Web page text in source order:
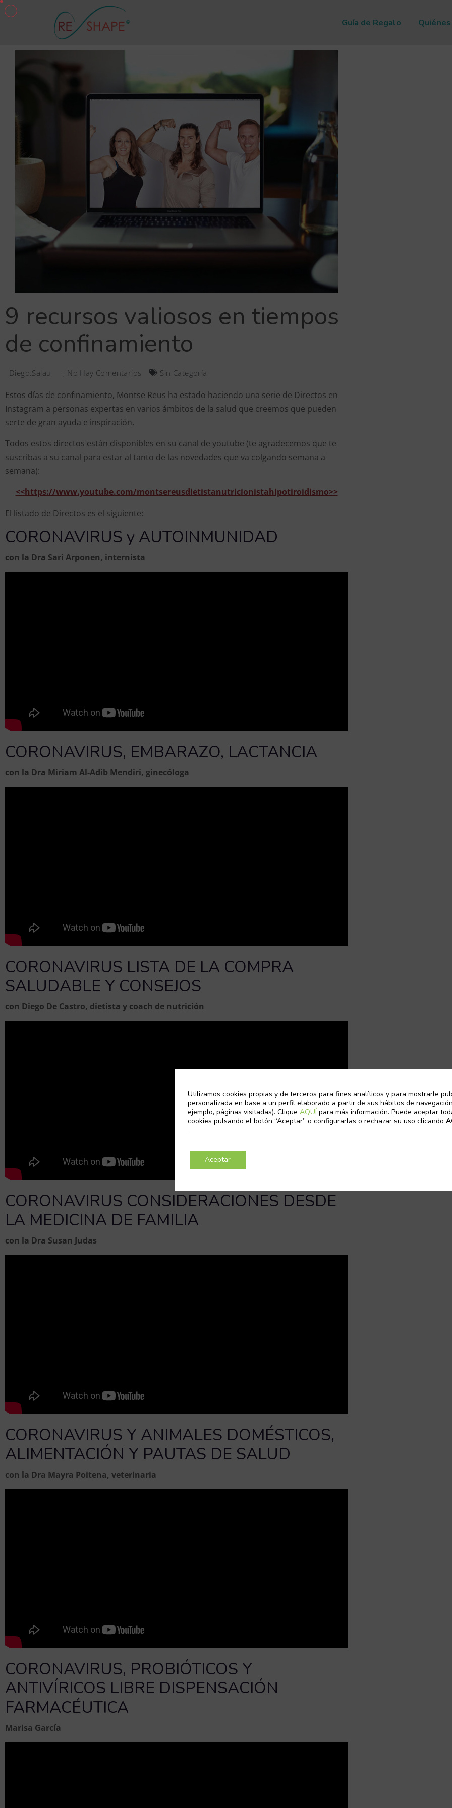
Guía de Regalo
9 recursos valiosos en tiempos
de confinamiento
Diego.salau , No Hay Comentarios Sin Categoría
Estos días de confinamiento, Montse Reus ha estado haciendo una serie de Directos en
Instagram a personas expertas en varios ámbitos de la salud que creemos que pueden
serte de gran ayuda e inspiración.
Todos estos directos están disponibles en su canal de youtube (te agradecemos que te
suscribas a su canal para estar al tanto de las novedades que va colgando semana a
semana):
<<https://www.youtube.com/montsereusdietistanutricionistahipotiroidismo>>
El listado de Directos es el siguiente:
CORONAVIRUS y AUTOINMUNIDAD
con la Dra Sari Arponen, internista
CORONAVIRUS, EMBARAZO, LACTANCIA
con la Dra Miriam Al-Adib Mendiri, ginecóloga
CORONAVIRUS LISTA DE LA COMPRA
SALUDABLE Y CONSEJOS
con Diego De Castro, dietista y coach de nutrición
CORONAVIRUS CONSIDERACIONES DESDE
LA MEDICINA DE FAMILIA
con la Dra Susan Judas
CORONAVIRUS Y ANIMALES DOMÉSTICOS,
ALIMENTACIÓN Y PAUTAS DE SALUD
con la Dra Mayra Poitena, veterinaria
CORONAVIRUS, PROBIÓTICOS Y
ANTIVÍRICOS LIBRE DISPENSACIÓN
FARMACÉUTICA
Marisa García
Utilizamos cookies propias y de terceros para fines analíticos y para mostrarle
personalizada en base a un perfil elaborado a partir de sus hábitos de
ejemplo, páginas visitadas). Clique AQUÍ para más información. Puede aceptar
cookies pulsando el botón “Aceptar” o configurarlas o rechazar su uso clicando
Aceptar